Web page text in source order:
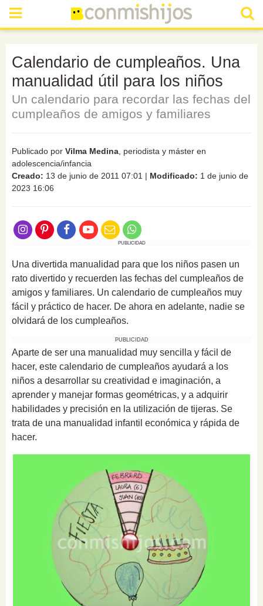
Calendario de cumpleaños. Una
manualidad útil para los niños
Un calendario para recordar las fechas del
cumpleaños de amigos y familiares
Publicado por Vilma Medina , periodista y máster en
adolescencia/infancia
Creado: 13 de junio de 2011 07:01 | Modificado: 1 de junio de
2023 16:06
PUBLICIDAD
Una divertida manualidad para que los niños pasen un
rato divertido y recuerden las fechas del cumpleaños de
amigos y familiares. Un calendario de cumpleaños muy
fácil y práctico de hacer. De ahora en adelante, nadie se
olvidará de los cumpleaños.
PUBLICIDAD
Aparte de ser una manualidad muy sencilla y fácil de
hacer, este calendario de cumpleaños ayudará a los
niños a desarrollar su creatividad e imaginación, a
aprender y manejar formas geométricas, y a adquirir
habilidades y precisión en la utilización de tijeras. Se
trata de una manualidad infantil económica y rápida de
hacer.